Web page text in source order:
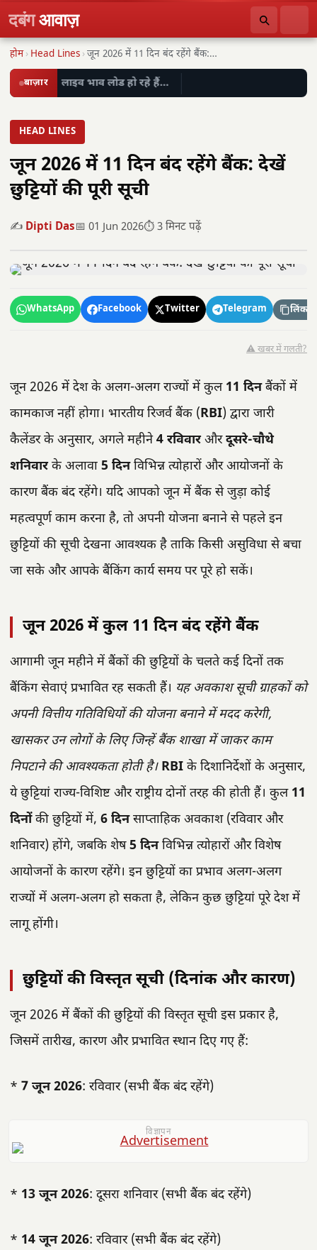
दबंगआवाज़
होम › Head Lines ›जून 2026 में 11 दिन बंद रहेंगे बैंक:…
बाज़ार लाइव भाव लोड हो रहे हैं…
HEAD LINES
जून 2026 में 11 दिन बंद रहेंगे बैंक: देखें
छुट्टियों की पूरी सूची
✍️ Dipti Das📅 01 Jun 2026⏱️ 3 मिनट पढ़ें
WhatsApp Facebook Twitter Telegram लिंक
⚠️ खबर में गलती?
जून 2026 में देश के अलग-अलग राज्यों में कुल 11 दिनबैंकों में
कामकाज नहीं होगा। भारतीय रिजर्व बैंक (RBI) द्वारा जारी
कैलेंडर के अनुसार, अगले महीने4 रविवारऔरदूसरे-चौथे
शनिवारके अलावा 5 दिनविभिन्न त्योहारों और आयोजनों के
कारण बैंक बंद रहेंगे। यदि आपको जून में बैंक से जुड़ा कोई
महत्वपूर्ण काम करना है, तो अपनी योजना बनाने से पहले इन
छुट्टियों की सूची देखना आवश्यक है ताकि किसी असुविधा से बचा
जा सके और आपके बैंकिंग कार्य समय पर पूरे हो सकें।
जून 2026 में कुल 11 दिन बंद रहेंगे बैंक
आगामी जून महीने में बैंकों की छुट्टियों के चलते कई दिनों तक
बैंकिंग सेवाएं प्रभावित रह सकती हैं। यह अवकाश सूची ग्राहकों को
अपनी वित्तीय गतिविधियों की योजना बनाने में मदद करेगी,
खासकर उन लोगों के लिए जिन्हें बैंक शाखा में जाकर काम
निपटाने की आवश्यकता होती है। RBI के दिशानिर्देशों के अनुसार,
ये छुट्टियां राज्य-विशिष्ट और राष्ट्रीय दोनों तरह की होती हैं। कुल 11
दिनोंकी छुट्टियों में, 6 दिनसाप्ताहिक अवकाश (रविवार और
शनिवार) होंगे, जबकि शेष5 दिनविभिन्न त्योहारों और विशेष
आयोजनों के कारण रहेंगे। इन छुट्टियों का प्रभाव अलग-अलग
राज्यों में अलग-अलग हो सकता है, लेकिन कुछ छुट्टियां पूरे देश में
लागू होंगी।
छुट्टियों की विस्तृत सूची (दिनांक और कारण)
जून 2026 में बैंकों की छुट्टियों की विस्तृत सूची इस प्रकार है,
जिसमें तारीख, कारण और प्रभावित स्थान दिए गए हैं:
* 7 जून 2026: रविवार (सभी बैंक बंद रहेंगे)
विज्ञापन
* 13 जून 2026: दूसरा शनिवार (सभी बैंक बंद रहेंगे)
* 14 जून 2026: रविवार (सभी बैंक बंद रहेंगे)